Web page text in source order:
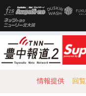
情報提供 回